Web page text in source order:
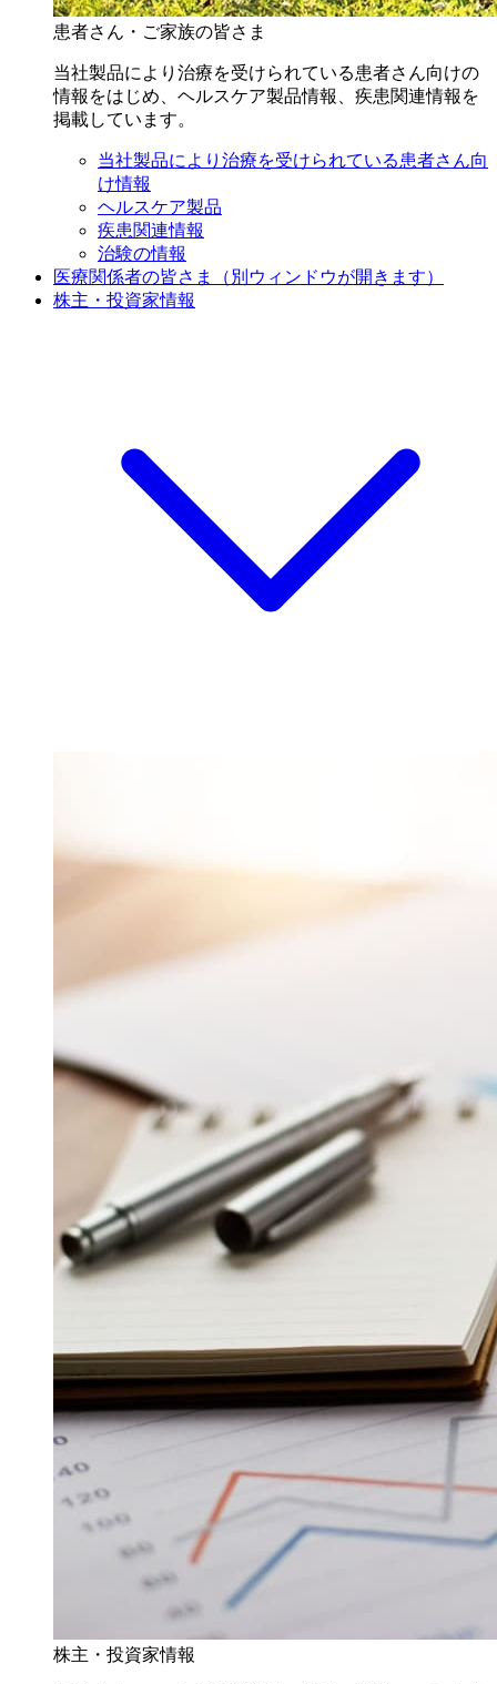
患者さん・ご家族の皆さま
当社製品により治療を受けられている患者さん向けの
情報をはじめ、ヘルスケア製品情報、疾患関連情報を
掲載しています。
当社製品により治療を受けられている患者さん向
け情報
ヘルスケア製品
疾患関連情報
治験の情報
医療関係者の皆さま
（別ウィンドウが開きます）
株主・投資家情報
株主・投資家情報